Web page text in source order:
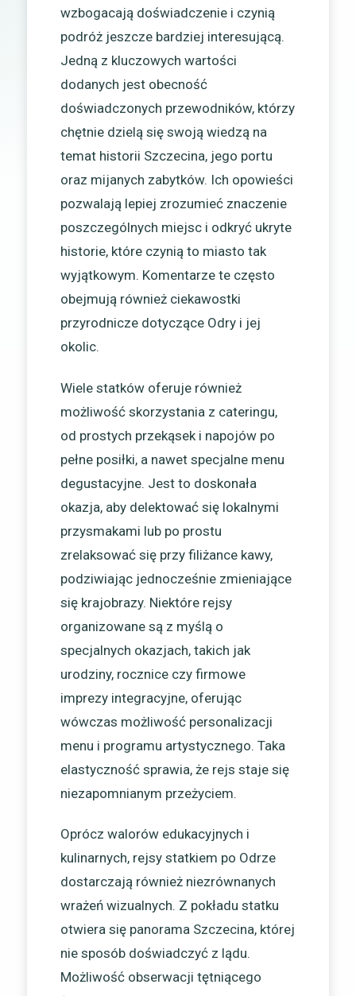
wzbogacają doświadczenie i czynią
podróż jeszcze bardziej interesującą.
Jedną z kluczowych wartości
dodanych jest obecność
doświadczonych przewodników, którzy
chętnie dzielą się swoją wiedzą na
temat historii Szczecina, jego portu
oraz mijanych zabytków. Ich opowieści
pozwalają lepiej zrozumieć znaczenie
poszczególnych miejsc i odkryć ukryte
historie, które czynią to miasto tak
wyjątkowym. Komentarze te często
obejmują również ciekawostki
przyrodnicze dotyczące Odry i jej
okolic.
Wiele statków oferuje również
możliwość skorzystania z cateringu,
od prostych przekąsek i napojów po
pełne posiłki, a nawet specjalne menu
degustacyjne. Jest to doskonała
okazja, aby delektować się lokalnymi
przysmakami lub po prostu
zrelaksować się przy filiżance kawy,
podziwiając jednocześnie zmieniające
się krajobrazy. Niektóre rejsy
organizowane są z myślą o
specjalnych okazjach, takich jak
urodziny, rocznice czy firmowe
imprezy integracyjne, oferując
wówczas możliwość personalizacji
menu i programu artystycznego. Taka
elastyczność sprawia, że rejs staje się
niezapomnianym przeżyciem.
Oprócz walorów edukacyjnych i
kulinarnych, rejsy statkiem po Odrze
dostarczają również niezrównanych
wrażeń wizualnych. Z pokładu statku
otwiera się panorama Szczecina, której
nie sposób doświadczyć z lądu.
Możliwość obserwacji tętniącego